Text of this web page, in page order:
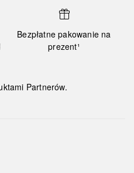
Bezpłatne pakowanie na
prezent¹
Partnerów.